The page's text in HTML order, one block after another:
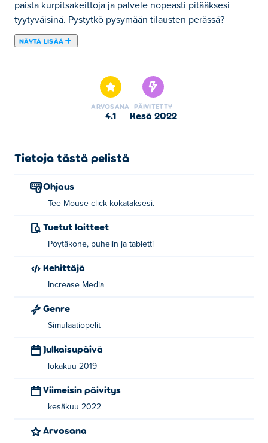
paista kurpitsakeittoja ja palvele nopeasti pitääksesi
tyytyväisinä. Pystytkö pysymään tilausten perässä?
NÄYTÄ LISÄÄ
ARVOSANA
4.1
PÄIVITETTY
kesä 2022
Tietoja tästä pelistä
Ohjaus
Tee Mouse click kokataksesi.
Tuetut laitteet
Pöytäkone, puhelin ja tabletti
Kehittäjä
Increase Media
Genre
Simulaatiopelit
Julkaisupäivä
lokakuu 2019
Viimeisin päivitys
kesäkuu 2022
Arvosana